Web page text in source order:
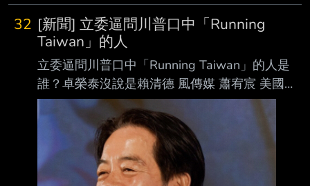
32 [新聞] 立委逼問川普口中「Running
Taiwan」的人
立委逼問川普口中「Running Taiwan」的人是
誰？卓榮泰沒說是賴清德 風傳媒 蕭宥宸 美國總
統川普16日在「川習會」結束後接受美媒專訪，
川普提到「對台軍售是跟中國很好 的談判籌
碼」，成為輿論焦點。國民黨立委徐巧芯19日質
詢行政院長卓榮泰時說，川普日 前說要找
「Running Taiwan（治理台灣）」的「the